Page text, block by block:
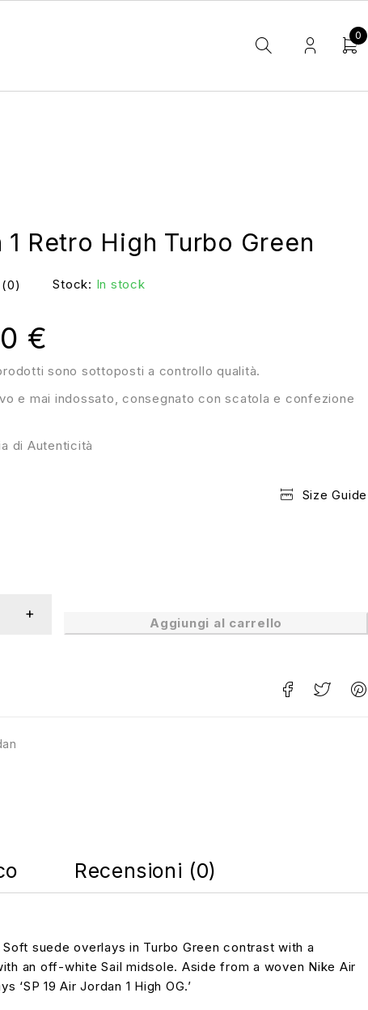
0
1 Retro High Turbo Green
(0) Stock: In stock
sono sottoposti a controllo qualità.
e mai indossato, consegnato con scatola e confezione
di Autenticità
€
Size Guide
Aggiungi al carrello
Recensioni (0)
suede overlays in Turbo Green contrast with a
an off-white Sail midsole. Aside from a woven Nike Air
19 Air Jordan 1 High OG.’